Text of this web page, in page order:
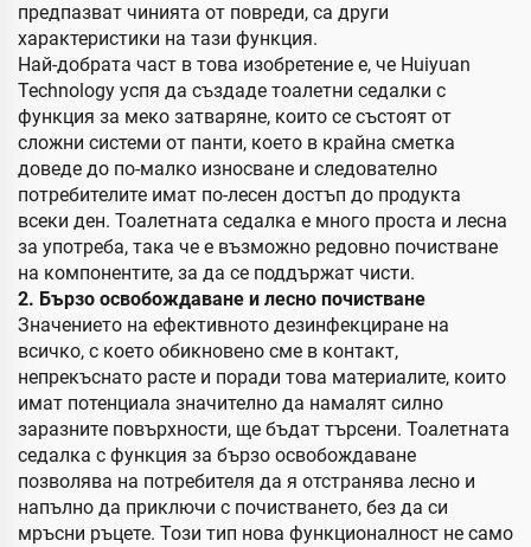
предпазват чинията от повреди, са други
характеристики на тази функция.
Най-добрата част в това изобретение е, че Huiyuan
Technology успя да създаде тоалетни седалки с
функция за меко затваряне, които се състоят от
сложни системи от панти, което в крайна сметка
доведе до по-малко износване и следователно
потребителите имат по-лесен достъп до продукта
всеки ден. Тоалетната седалка е много проста и лесна
за употреба, така че е възможно редовно почистване
на компонентите, за да се поддържат чисти.
2. Бързо освобождаване и лесно почистване
Значението на ефективното дезинфекциране на
всичко, с което обикновено сме в контакт,
непрекъснато расте и поради това материалите, които
имат потенциала значително да намалят силно
заразните повърхности, ще бъдат търсени. Тоалетната
седалка с функция за бързо освобождаване
позволява на потребителя да я отстранява лесно и
напълно да приключи с почистването, без да си
мръсни ръцете. Този тип нова функционалност не само